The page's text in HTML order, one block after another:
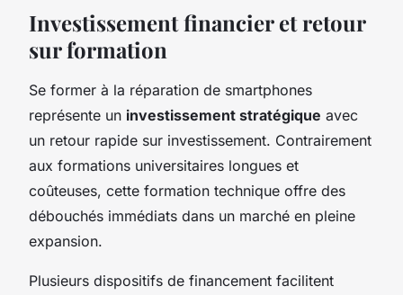
Investissement financier et retour
sur formation
Se former à la réparation de smartphones
représente un investissement stratégique avec
un retour rapide sur investissement. Contrairement
aux formations universitaires longues et
coûteuses, cette formation technique offre des
débouchés immédiats dans un marché en pleine
expansion.
Plusieurs dispositifs de financement facilitent